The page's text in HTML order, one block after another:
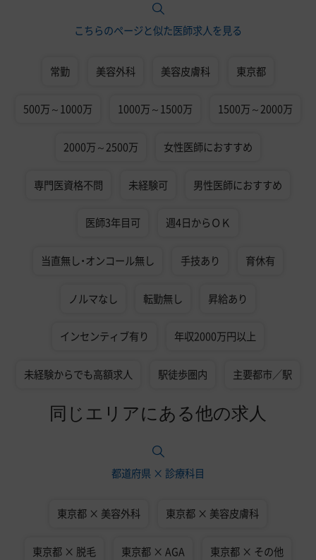
こちらのページと似た医師求人を見る
常勤 美容外科 美容皮膚科 東京都
500万～1000万 1000万～1500万 1500万～2000万
2000万～2500万 女性医師におすすめ
専門医資格不問 未経験可 男性医師におすすめ
医師3年目可 週4日からＯＫ
当直無し・オンコール無し 手技あり 育休有
ノルマなし 転勤無し 昇給あり
インセンティブ有り 年収2000万円以上
未経験からでも高額求人 駅徒歩圏内 主要都市／駅
同じエリアにある他の求人
都道府県 × 診療科目
東京都 × 美容外科 東京都 × 美容皮膚科
東京都 × 脱毛 東京都 × AGA 東京都 × その他